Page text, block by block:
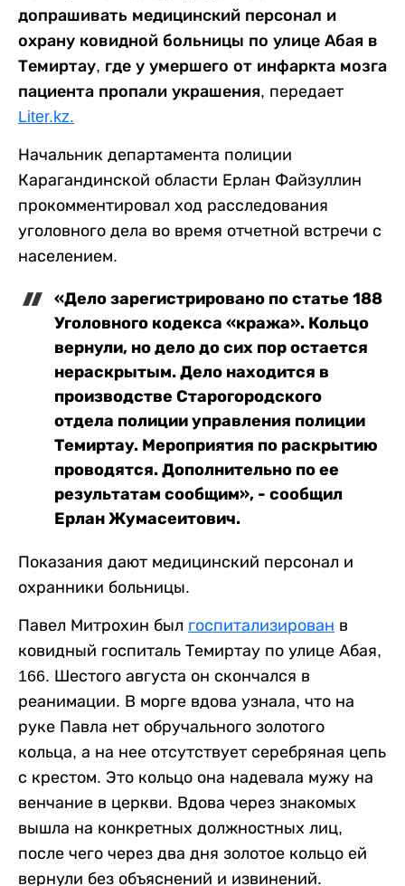
допрашивать медицинский персонал и
охрану ковидной больницы по улице Абая в
Темиртау, где у умершего от инфаркта мозга
пациента пропали украшения, передает
Liter.kz.
Начальник департамента полиции
Карагандинской области Ерлан Файзуллин
прокомментировал ход расследования
уголовного дела во время отчетной встречи с
населением.
«Дело зарегистрировано по статье 188
Уголовного кодекса «кража». Кольцо
вернули, но дело до сих пор остается
нераскрытым. Дело находится в
производстве Старогородского
отдела полиции управления полиции
Темиртау. Мероприятия по раскрытию
проводятся. Дополнительно по ее
результатам сообщим», - сообщил
Ерлан Жумасеитович.
Показания дают медицинский персонал и
охранники больницы.
Павел Митрохин был госпитализирован в
ковидный госпиталь Темиртау по улице Абая,
166. Шестого августа он скончался в
реанимации. В морге вдова узнала, что на
руке Павла нет обручального золотого
кольца, а на нее отсутствует серебряная цепь
с крестом. Это кольцо она надевала мужу на
венчание в церкви. Вдова через знакомых
вышла на конкретных должностных лиц,
после чего через два дня золотое кольцо ей
вернули без объяснений и извинений.